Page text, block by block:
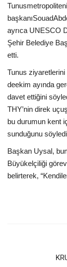
ayrıca UNESCO
Şehir Belediye
etti.
Tunus
deekim ayında
davet ettiğini
THY’nin direk
bu durumun kent
sunduğunu
Başkan Uysal,
Büyükelçiliği
belirterek,